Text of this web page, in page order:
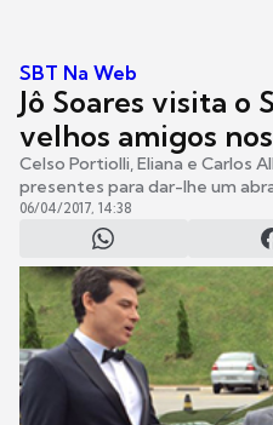
SBT Na Web
Jô Soares visita o
velhos amigos
Celso Portiolli, Eliana e Carlos
presentes para dar-lhe um
06/04/2017, 14:38